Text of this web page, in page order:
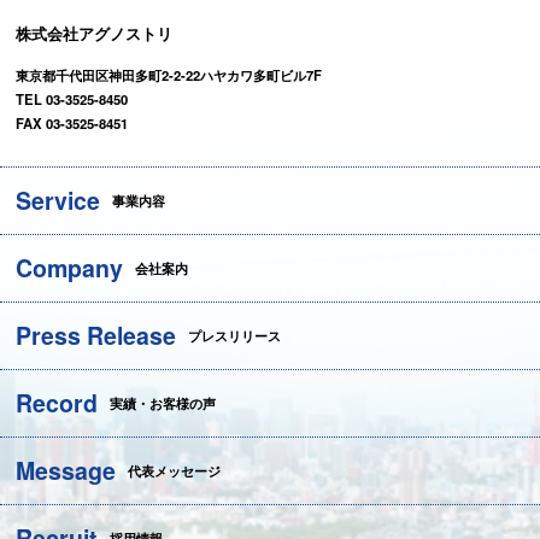
株式会社アグノストリ
東京都千代田区神田多町2-2-22ハヤカワ多町ビル7F
TEL 03-3525-8450
FAX 03-3525-8451
Service 事業内容
Company 会社案内
Press Release プレスリリース
Record 実績・お客様の声
Message 代表メッセージ